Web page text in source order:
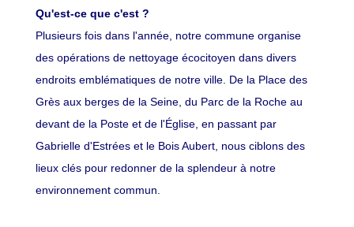
Qu'est-ce que c'est ?
Plusieurs fois dans l'année, notre commune organise
des opérations de nettoyage écocitoyen dans divers
endroits emblématiques de notre ville. De la Place des
Grès aux berges de la Seine, du Parc de la Roche au
devant de la Poste et de l'Église, en passant par
Gabrielle d'Estrées et le Bois Aubert, nous ciblons des
lieux clés pour redonner de la splendeur à notre
environnement commun.